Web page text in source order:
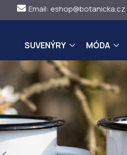
Email: eshop@botanicka.cz
SUVENÝRY MÓDA